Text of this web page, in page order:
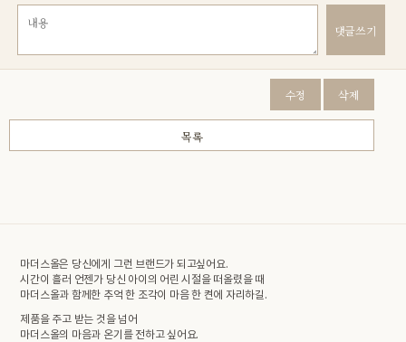
댓글쓰기
수정 삭제
목록
마더스올은 당신에게 그런 브랜드가 되고싶어요.
시간이 흘러 언젠가 당신 아이의 어린 시절을 떠올렸을 때
마더스올과 함께한 추억 한 조각이 마음 한 켠에 자리하길.
제품을 주고 받는 것을 넘어
마더스올의 마음과 온기를 전하고 싶어요.